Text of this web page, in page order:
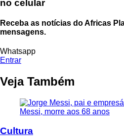
no celular
Receba as notícias do Africas
mensagens.
Whatsapp
Entrar
Veja Também
Cultura